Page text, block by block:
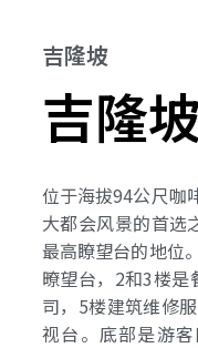
吉隆坡
吉隆
位于海拔94公尺咖
大都会风景的首选
最高瞭望台的地位
暸望台，2和3楼是
司，5楼建筑维修
视台。底部是游